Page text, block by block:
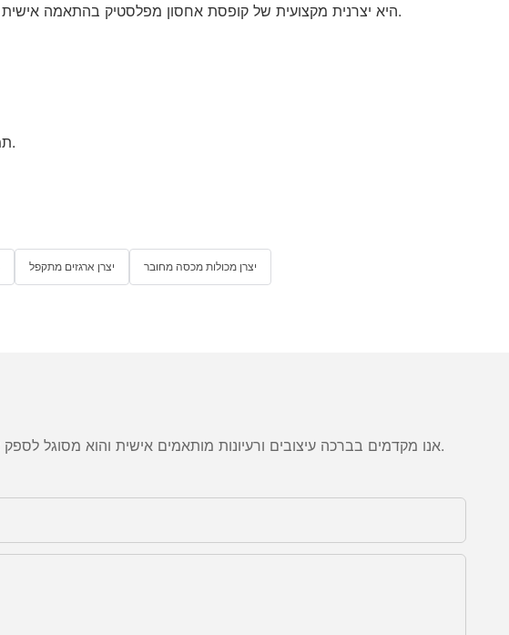
· Shanghai Join Plastic Products Co. Ltd היא יצרנית מקצועית של קופסת אחסון מפלסטיק בהתאמה אישית עם מכסה מחובר. אנחנו נחשבים כמובילים בתעשייה הזו כרגע.
JOIN תמיד שמה לב ללקוחות. בהתאם לצרכי הלקוחות בפועל, נוכל להתאים עבורם פתרונות מקיפים ומקצועיים.
יצרן ארגזים מתקפל יצרן מכולות מכסה מחובר
אנו מקדמים בברכה עיצובים ורעיונות מותאמים אישית והוא מסוגל לספק את הדרישות הספציפיות. לקבלת מידע נוסף, בקר באתר האינטרנט או פנה אלינו ישירות עם שאלות או פניות.